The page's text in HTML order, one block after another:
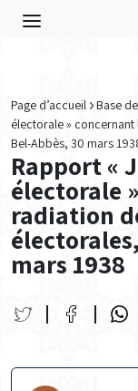
Page d’accueil Base
électorale »
Bel-Abbès, 30 mars
Rapport «
électorale
radiation
mars 1938